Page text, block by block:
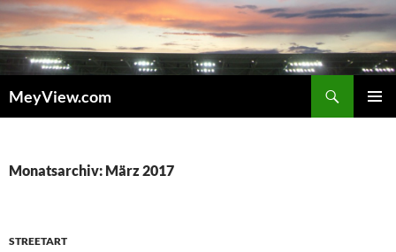
Zum
Inhalt
springen
MeyView.com
Monatsarchiv: März 2017
STREETART